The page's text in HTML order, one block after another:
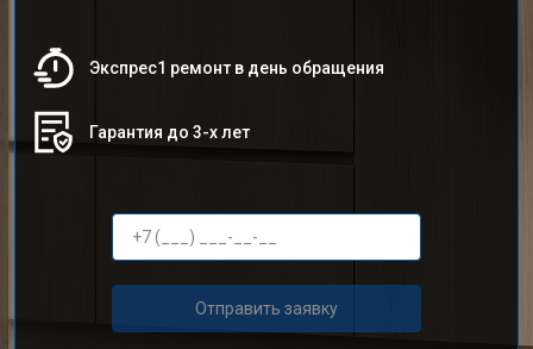
Экспрес1 ремонт в день обращения
Гарантия до 3-х лет
Отправить заявку